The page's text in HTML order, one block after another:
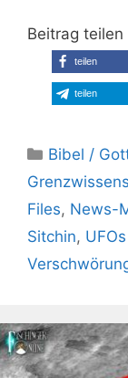
Beitrag teilen
teilen
teilen
Kategorien
Bibel /
Files, News-
Sitchin,